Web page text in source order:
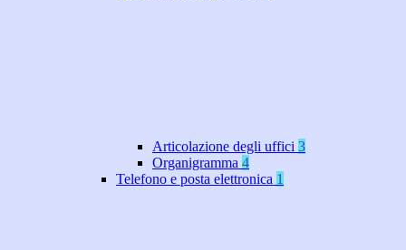
Articolazione degli uffici 3
Organigramma 4
Telefono e posta elettronica 1